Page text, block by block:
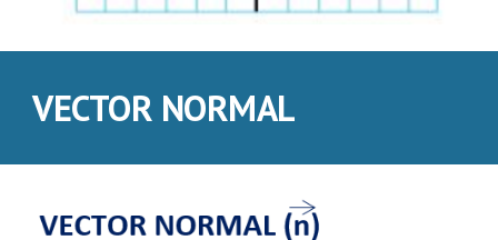
VECTOR NORMAL